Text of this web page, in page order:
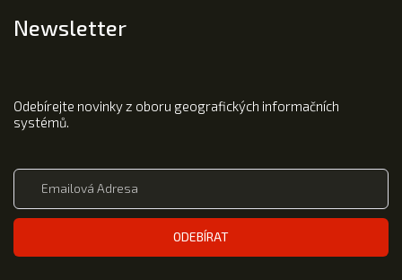
Newsletter
Odebírejte novinky z oboru geografických informačních
systémů.
ODEBÍRAT